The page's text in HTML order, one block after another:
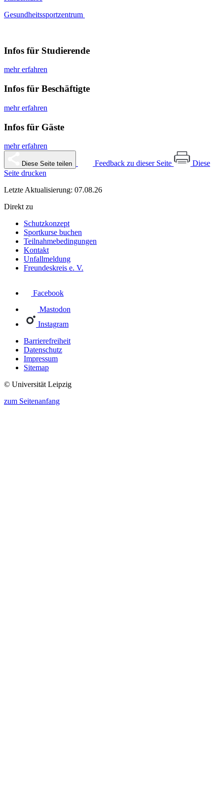
Gesundheitssportzentrum
Infos für Studierende
mehr erfahren
Infos für Beschäftigte
mehr erfahren
Infos für Gäste
mehr erfahren
Diese Seite teilen Feedback zu dieser Seite
Diese
Seite drucken
Letzte Aktualisierung: 07.08.26
Direkt zu
Schutzkonzept
Sportkurse buchen
Teilnahmebedingungen
Kontakt
Unfallmeldung
Freundeskreis e. V.
Facebook
Mastodon
Instagram
Barrierefreiheit
Datenschutz
Impressum
Sitemap
© Universität Leipzig
zum Seitenanfang